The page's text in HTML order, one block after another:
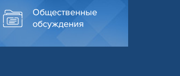
Общественные
обсуждения